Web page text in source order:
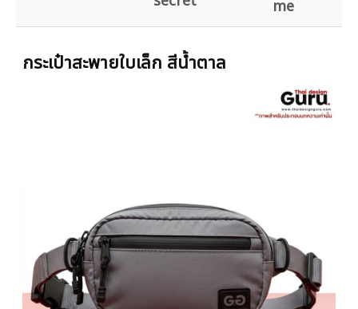
me
กระเป๋าสะพายใบเล็ก สีน้ำตาล